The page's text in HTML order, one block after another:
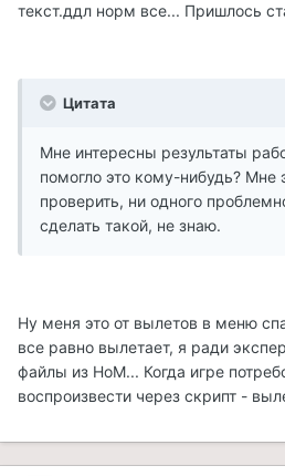
текст.ддл норм все... Пришлось
Цитата
Мне интересны результаты
помогло это кому-нибудь? Мне
проверить, ни одного
сделать такой, не знаю.
Ну меня это от вылетов в меню
все равно вылетает, я ради
файлы из НоМ... Когда игре
воспроизвести через скрипт -